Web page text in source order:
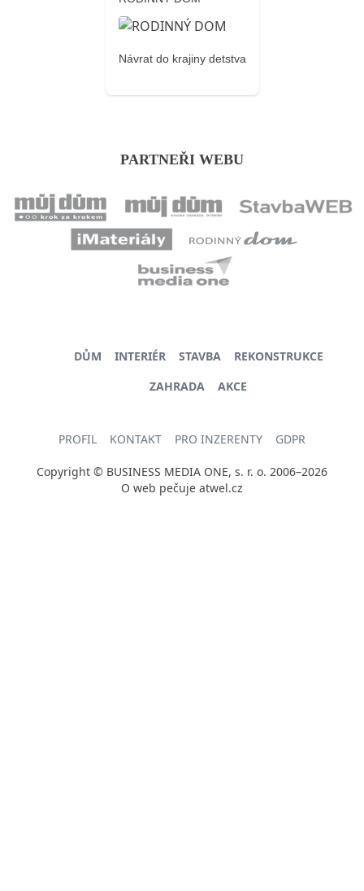
Návrat do krajiny detstva
PARTNEŘI WEBU
DŮM INTERIÉR STAVBA
REKONSTRUKCE
ZAHRADA
AKCE
PROFIL KONTAKT PRO INZERENTY GDPR
Copyright © BUSINESS MEDIA ONE, s. r. o. 2006–2026